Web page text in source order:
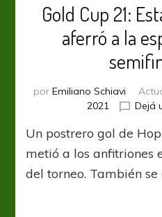
Gold Cup 21:
aferró a la
por Emiliano Schiavi
2021
Dejá
Un postrero gol de
metió a los anfitriones
del torneo. También